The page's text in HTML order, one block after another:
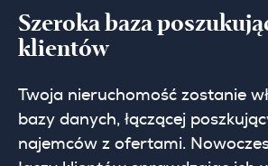
Szeroka baza
klientów
Twoja nieruchomość zostanie
bazy danych, łączącej
najemców z ofertami.